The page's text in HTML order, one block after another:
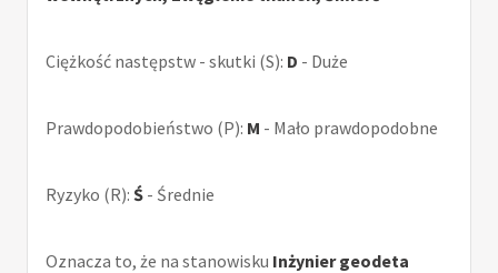
Ciężkość następstw - skutki (S): D - Duże
Prawdopodobieństwo (P): M - Mało prawdopodobne
Ryzyko (R): Ś - Średnie
Oznacza to, że na stanowisku Inżynier geodeta